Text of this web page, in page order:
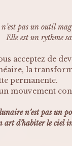
pas un outil
Elle est un rythme
acceptez de
la
permanente.
mouvement
n’est pas un
art d’habiter le ciel